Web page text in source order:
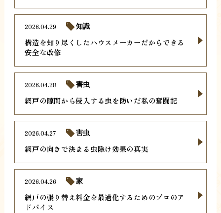
構造を知り尽くしたハウスメーカーだからできる
安全な改修
2026.04.29 知識
網戸の隙間から侵入する虫を防いだ私の奮闘記
2026.04.28 害虫
網戸の向きで決まる虫除け効果の真実
2026.04.27 害虫
網戸の張り替え料金を最適化するためのプロのア
ドバイス
2026.04.26 家